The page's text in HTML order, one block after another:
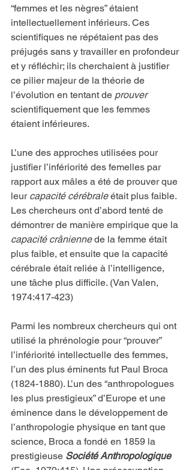
“femmes et les nègres” étaient
intellectuellement inférieurs. Ces
scientifiques ne répétaient pas des
préjugés sans y travailler en profondeur
et y réfléchir; ils cherchaient à justifier
ce pilier majeur de la théorie de
l’évolution en tentant de prouver
scientifiquement que les femmes
étaient inférieures.
L’une des approches utilisées pour
justifier l’infériorité des femelles par
rapport aux mâles a été de prouver que
leur capacité cérébrale était plus faible.
Les chercheurs ont d’abord tenté de
démontrer de manière empirique que la
capacité crânienne de la femme était
plus faible, et ensuite que la capacité
cérébrale était reliée à l’intelligence,
une tâche plus difficile. (Van Valen,
1974:417-423)
Parmi les nombreux chercheurs qui ont
utilisé la phrénologie pour “prouver”
l’infériorité intellectuelle des femmes,
l’un des plus éminents fut Paul Broca
(1824-1880). L’un des “anthropologues
les plus prestigieux” d’Europe et une
éminence dans le développement de
l’anthropologie physique en tant que
science, Broca a fondé en 1859 la
prestigieuse Société Anthropologique